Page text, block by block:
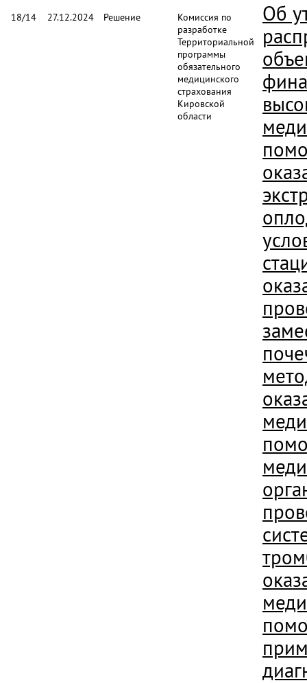
18/14 27.12.2024 Решение
Комиссия по
разработке
Территориальной
программы
обязательного
медицинского
страхования
Кировской
области
Об